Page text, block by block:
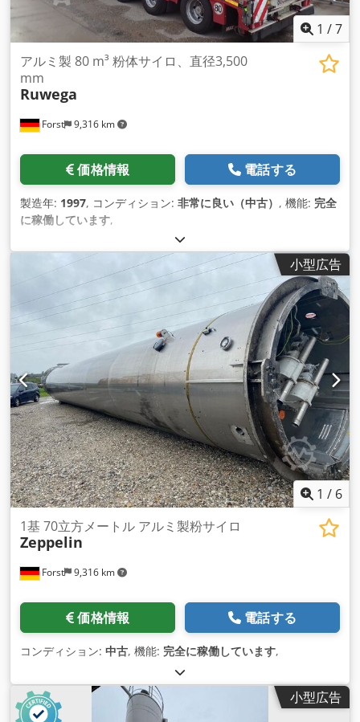
1 /7
Forst 9,316 km
アルミ製 80 m³ 粉体サイロ、直径3,500
mm
Ruwega
価格情報 電話する
製造年: 1997, コンディション: 非常に良い（中古） , 機能: 完全
に稼働しています,
小型広告
1 / 6
Forst 9,316 km
1基 70立方メートル アルミ製粉サイロ
Zeppelin
価格情報 電話する
コンディション: 中古, 機能: 完全に稼働しています,
小型広告